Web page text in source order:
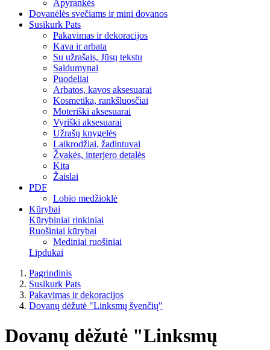
Apyrankės
Dovanėlės svečiams ir mini dovanos
Susikurk Pats
Pakavimas ir dekoracijos
Kava ir arbata
Su užrašais, Jūsų tekstu
Saldumynai
Puodeliai
Arbatos, kavos aksesuarai
Kosmetika, rankšluosčiai
Moteriški aksesuarai
Vyriški aksesuarai
Užrašų knygelės
Laikrodžiai, žadintuvai
Žvakės, interjero detalės
Kita
Žaislai
PDF
Lobio medžioklė
Kūrybai
Kūrybiniai rinkiniai
Ruošiniai kūrybai
Mediniai ruošiniai
Lipdukai
Pagrindinis
Susikurk Pats
Pakavimas ir dekoracijos
Dovanų dėžutė "Linksmų švenčių"
Dovanų dėžutė "Linksmų